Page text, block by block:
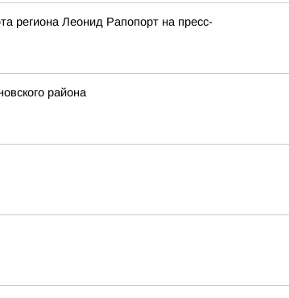
региона Леонид Рапопорт на пресс-
района